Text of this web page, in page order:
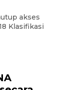
akses
Klasifikasi
Perisai